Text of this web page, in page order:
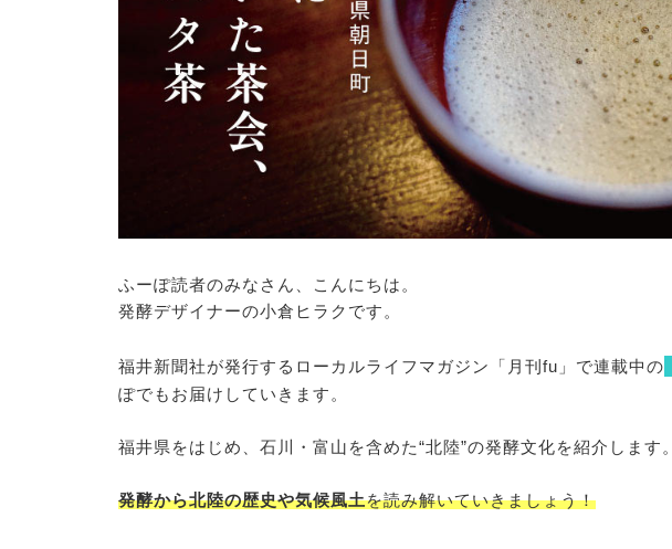
ふーぽ読者のみなさん、こんにちは。
発酵デザイナーの小倉ヒラクです。
福井新聞社が発行するローカルライフマガジン「月刊fu」で連載中の
ぽでもお届けしていきます。
福井県をはじめ、石川・富山を含めた“北陸”の発酵文化を紹介します。
発酵から北陸の歴史や気候風土を読み解いていきましょう！